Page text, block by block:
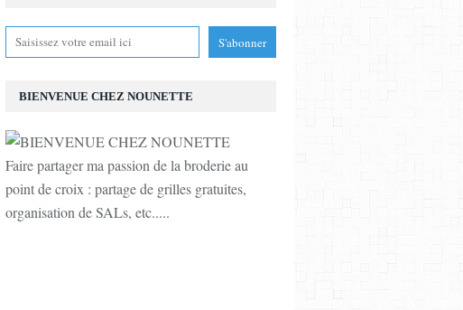
BIENVENUE CHEZ NOUNETTE
Faire partager ma passion de la broderie au
point de croix : partage de grilles gratuites,
organisation de SALs, etc.....